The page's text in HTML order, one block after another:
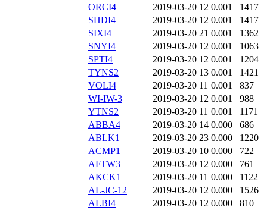
ORCI4
2019-03-20 12 0.001
1417
SHDI4
2019-03-20 12 0.001
1417
SIXI4
2019-03-20 21 0.001
1362
SNYI4
2019-03-20 12 0.001
1063
SPTI4
2019-03-20 12 0.001
1204
TYNS2
2019-03-20 13 0.001
1421
VOLI4
2019-03-20 11 0.001
837
WI-IW-3
2019-03-20 12 0.001
988
YTNS2
2019-03-20 11 0.001
1171
ABBA4
2019-03-20 14 0.000
686
ABLK1
2019-03-20 23 0.000
1220
ACMP1
2019-03-20 10 0.000
722
AFTW3
2019-03-20 12 0.000
761
AKCK1
2019-03-20 11 0.000
1122
AL-JC-12
2019-03-20 12 0.000
1526
ALBI4
2019-03-20 12 0.000
810